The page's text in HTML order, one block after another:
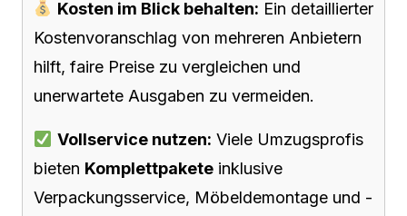
Kosten im Blick behalten: Ein detaillierter
Kostenvoranschlag von mehreren Anbietern
hilft, faire Preise zu vergleichen und
unerwartete Ausgaben zu vermeiden.
Vollservice nutzen: Viele Umzugsprofis
bieten Komplettpakete inklusive
Verpackungsservice, Möbeldemontage und -